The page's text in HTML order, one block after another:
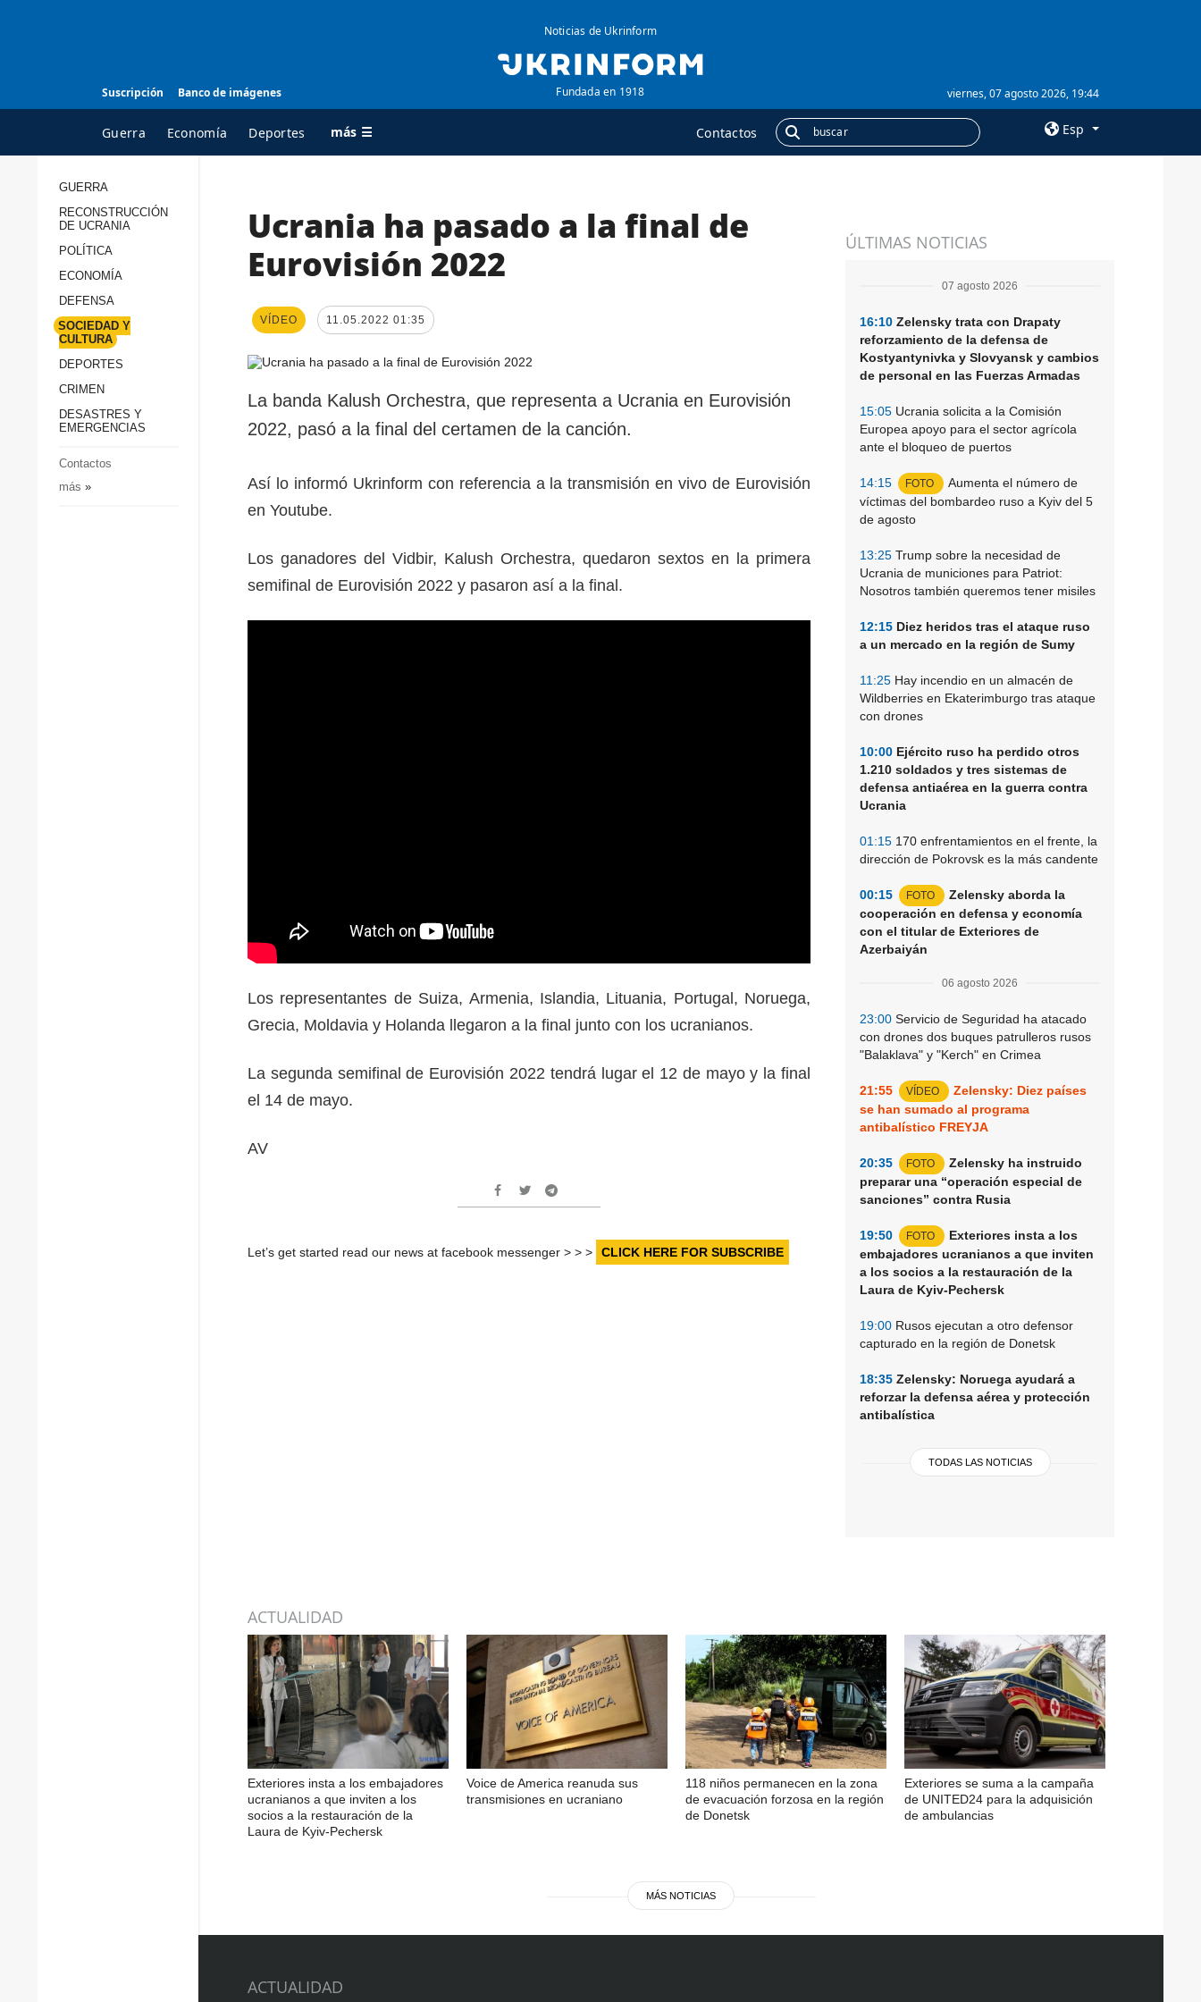
Suscripción Banco de imágenes
Noticias de Ukrinform
Fundada en 1918 viernes, 07 agosto 2026, 19:44
Guerra Economía Deportes más ☰ Contactos Esp
TODAS LAS
Sociedad y Cultura
Desastres y emergencias
AGENCIA
sobre la agencia
contacto
condiciones de
suscripción
servicios
protección de datos
personales
ADICIONAL
Releases
Suscripción
GUERRA
RECONSTRUCCIÓN
DE UCRANIA
POLÍTICA
ECONOMÍA
DEFENSA
SOCIEDAD Y
CULTURA
DEPORTES
CRIMEN
DESASTRES Y
EMERGENCIAS
Contactos
más »
ÚLTIMAS NOTICIAS
07 agosto 2026
16:10 Zelensky trata con Drapaty
reforzamiento de la defensa de
Kostyantynivka y Slovyansk y cambios
de personal en las Fuerzas Armadas
15:05 Ucrania solicita a la Comisión
Europea apoyo para el sector agrícola
ante el bloqueo de puertos
14:15 FOTO
Aumenta el número de
víctimas del bombardeo ruso a Kyiv del 5
de agosto
13:25 Trump sobre la necesidad de
Ucrania de municiones para Patriot:
Nosotros también queremos tener misiles
12:15 Diez heridos tras el ataque ruso
a un mercado en la región de Sumy
11:25 Hay incendio en un almacén de
Wildberries en Ekaterimburgo tras ataque
con drones
10:00 Ejército ruso ha perdido otros
1.210 soldados y tres sistemas de
defensa antiaérea en la guerra contra
Ucrania
01:15 170 enfrentamientos en el frente, la
dirección de Pokrovsk es la más candente
00:15 FOTO
Zelensky aborda la
cooperación en defensa y economía
con el titular de Exteriores de
Azerbaiyán
06 agosto 2026
23:00 Servicio de Seguridad ha atacado
con drones dos buques patrulleros rusos
"Balaklava" y "Kerch" en Crimea
21:55 VÍDEO
Zelensky: Diez países
se han sumado al programa
antibalístico FREYJA
20:35 FOTO
Zelensky ha instruido
preparar una “operación especial de
sanciones” contra Rusia
19:50 FOTO
Exteriores insta a los
embajadores ucranianos a que inviten
a los socios a la restauración de la
Laura de Kyiv-Pechersk
19:00 Rusos ejecutan a otro defensor
capturado en la región de Donetsk
18:35 Zelensky: Noruega ayudará a
reforzar la defensa aérea y protección
antibalística
TODAS LAS NOTICIAS
Ucrania ha pasado a la final de
Eurovisión 2022
VÍDEO 11.05.2022 01:35
La banda Kalush Orchestra, que representa a Ucrania en Eurovisión
2022, pasó a la final del certamen de la canción.
Así lo informó Ukrinform con referencia a la transmisión en vivo de Eurovisión
en Youtube.
Los ganadores del Vidbir, Kalush Orchestra, quedaron sextos en la primera
semifinal de Eurovisión 2022 y pasaron así a la final.
Los representantes de Suiza, Armenia, Islandia, Lituania, Portugal, Noruega,
Grecia, Moldavia y Holanda llegaron a la final junto con los ucranianos.
La segunda semifinal de Eurovisión 2022 tendrá lugar el 12 de mayo y la final
el 14 de mayo.
AV
Let’s get started read our news at facebook messenger > > > CLICK HERE FOR SUBSCRIBE
ACTUALIDAD
Exteriores insta a los embajadores
ucranianos a que inviten a los
socios a la restauración de la
Laura de Kyiv-Pechersk
Voice de America reanuda sus
transmisiones en ucraniano
118 niños permanecen en la zona
de evacuación forzosa en la región
de Donetsk
Exteriores se suma a la campaña
de UNITED24 para la adquisición
de ambulancias
MÁS NOTICIAS
ACTUALIDAD